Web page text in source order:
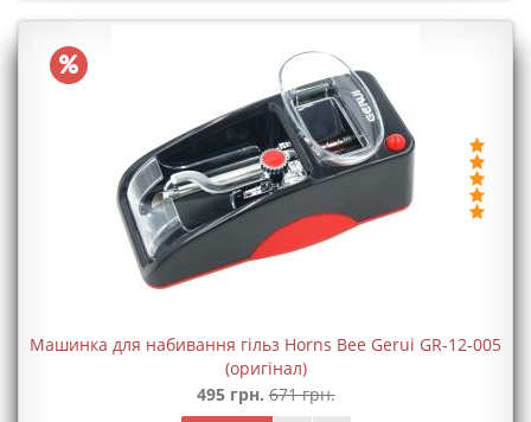
Машинка для набивання гільз Horns Bee Gerui GR-12-005
(оригінал)
495 грн. 671 грн.